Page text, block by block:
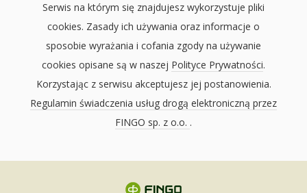
Serwis na którym się znajdujesz wykorzystuje pliki
cookies. Zasady ich używania oraz informacje o
sposobie wyrażania i cofania zgody na używanie
cookies opisane są w naszej Polityce Prywatności.
Korzystając z serwisu akceptujesz jej postanowienia.
Regulamin świadczenia usług drogą elektroniczną przez
FINGO sp. z o.o. .